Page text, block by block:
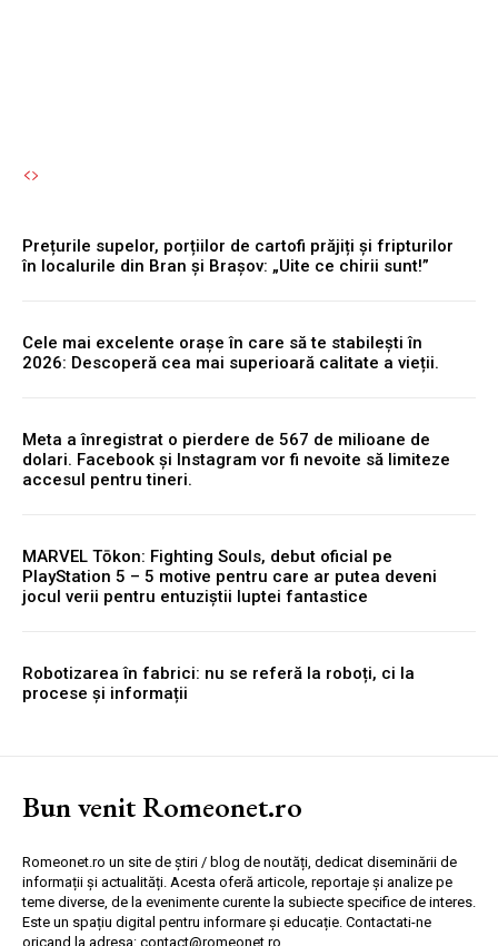
Prețurile supelor, porțiilor de cartofi prăjiți și fripturilor
în localurile din Bran și Brașov: „Uite ce chirii sunt!”
Cele mai excelente orașe în care să te stabilești în
2026: Descoperă cea mai superioară calitate a vieții.
Meta a înregistrat o pierdere de 567 de milioane de
dolari. Facebook și Instagram vor fi nevoite să limiteze
accesul pentru tineri.
MARVEL Tōkon: Fighting Souls, debut oficial pe
PlayStation 5 – 5 motive pentru care ar putea deveni
jocul verii pentru entuziștii luptei fantastice
Robotizarea în fabrici: nu se referă la roboți, ci la
procese și informații
Bun venit Romeonet.ro
Romeonet.ro un site de știri / blog de noutăți, dedicat diseminării de
informații și actualități. Acesta oferă articole, reportaje și analize pe
teme diverse, de la evenimente curente la subiecte specifice de interes.
Este un spațiu digital pentru informare și educație. Contactati-ne
oricand la adresa: contact@romeonet.ro